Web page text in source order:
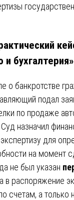
и бухгалтерия»
о банкротстве
подал
по продаже
назначил
для
на момент
не был указан
в распоряжение
счетам, а только